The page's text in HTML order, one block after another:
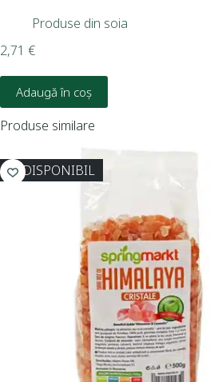
Produse din soia
2,71 €
Adaugă în coș
Produse similare
INDISPONIBIL